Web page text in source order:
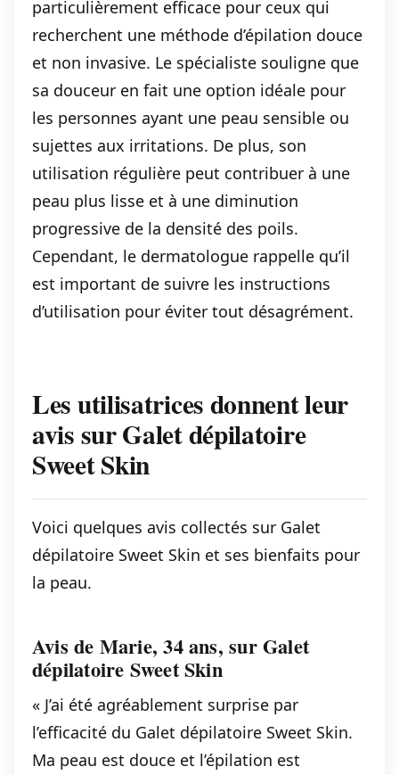
particulièrement efficace pour ceux qui
recherchent une méthode d’épilation douce
et non invasive. Le spécialiste souligne que
sa douceur en fait une option idéale pour
les personnes ayant une peau sensible ou
sujettes aux irritations. De plus, son
utilisation régulière peut contribuer à une
peau plus lisse et à une diminution
progressive de la densité des poils.
Cependant, le dermatologue rappelle qu’il
est important de suivre les instructions
d’utilisation pour éviter tout désagrément.
Les utilisatrices donnent leur
avis sur Galet dépilatoire
Sweet Skin
Voici quelques avis collectés sur Galet
dépilatoire Sweet Skin et ses bienfaits pour
la peau.
Avis de Marie, 34 ans, sur Galet
dépilatoire Sweet Skin
« J’ai été agréablement surprise par
l’efficacité du Galet dépilatoire Sweet Skin.
Ma peau est douce et l’épilation est